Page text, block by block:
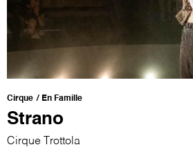
Cirque En Famille
Strano
Cirque Trottola